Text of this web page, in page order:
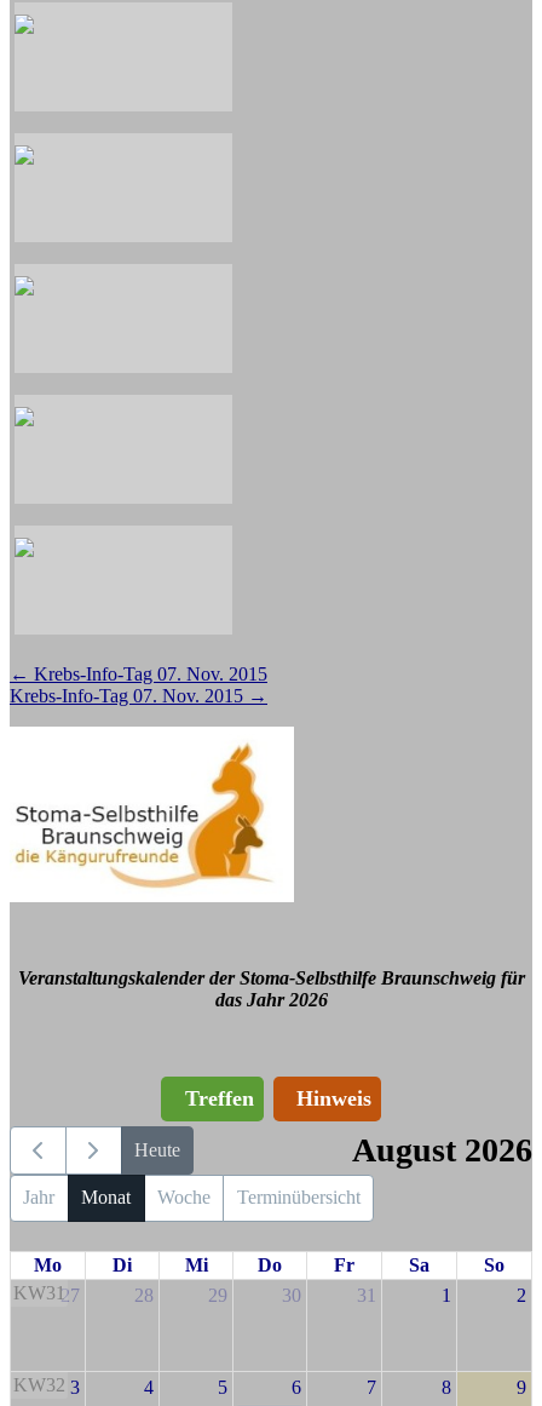
Beitragsnavigation
← Krebs-Info-Tag 07. Nov. 2015
Krebs-Info-Tag 07. Nov. 2015 →
Veranstaltungskalender der Stoma-Selbsthilfe Braunschweig für
das Jahr 2026
Treffen Hinweis
Heute August 2026
Jahr Monat Woche Terminübersicht
Mo Di Mi Do Fr Sa
So
KW3127 28 29 30 31 1 2
KW32 3 4 5 6 7 8 9